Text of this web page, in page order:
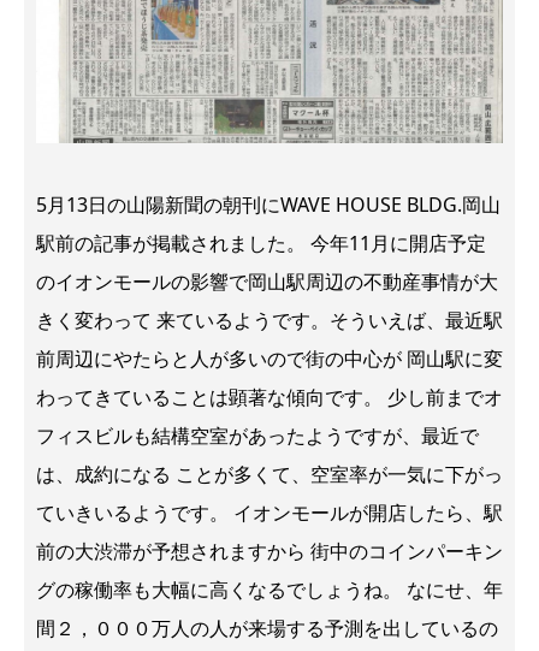
5月13日の山陽新聞の朝刊にWAVE HOUSE BLDG.岡山
駅前の記事が掲載されました。 今年11月に開店予定
のイオンモールの影響で岡山駅周辺の不動産事情が大
きく変わって 来ているようです。そういえば、最近駅
前周辺にやたらと人が多いので街の中心が 岡山駅に変
わってきていることは顕著な傾向です。 少し前までオ
フィスビルも結構空室があったようですが、最近で
は、成約になる ことが多くて、空室率が一気に下がっ
ていきいるようです。 イオンモールが開店したら、駅
前の大渋滞が予想されますから 街中のコインパーキン
グの稼働率も大幅に高くなるでしょうね。 なにせ、年
間２，０００万人の人が来場する予測を出しているの